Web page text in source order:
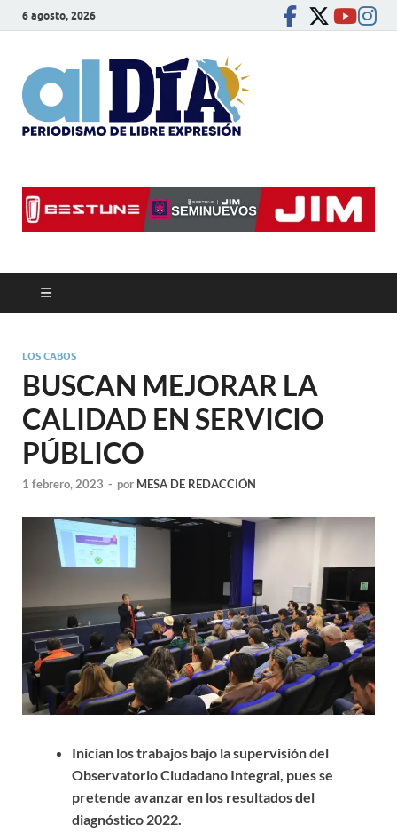
6 agosto, 2026
LOS CABOS
BUSCAN MEJORAR LA
CALIDAD EN SERVICIO
PÚBLICO
1 febrero, 2023 - por MESA DE REDACCIÓN
Inician los trabajos bajo la supervisión del
Observatorio Ciudadano Integral, pues se
pretende avanzar en los resultados del
diagnóstico 2022.